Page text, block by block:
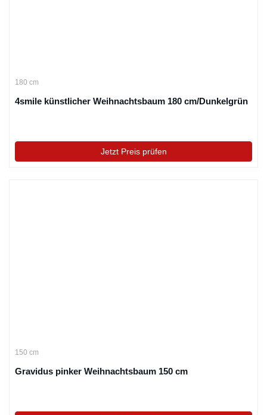
180 cm
4smile künstlicher Weihnachtsbaum 180 cm/Dunkelgrün
Jetzt Preis prüfen
150 cm
Gravidus pinker Weihnachtsbaum 150 cm